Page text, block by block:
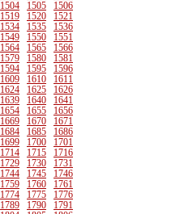
1504 1505
1506
1519 1520
1521
1534 1535
1536
1549 1550
1551
1564 1565
1566
1579 1580
1581
1594 1595
1596
1609 1610
1611
1624 1625
1626
1639 1640
1641
1654 1655
1656
1669 1670
1671
1684 1685
1686
1699 1700
1701
1714 1715
1716
1729 1730
1731
1744 1745
1746
1759 1760
1761
1774 1775
1776
1789 1790
1791